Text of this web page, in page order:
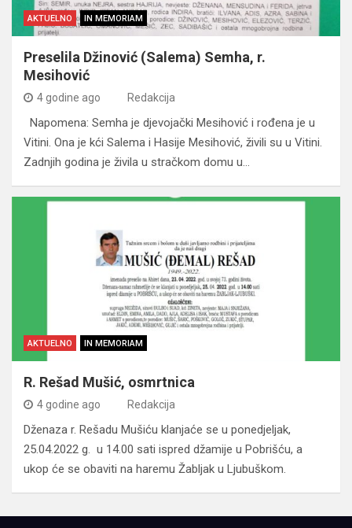
AKTUELNO IN MEMORIAM
Preselila Džinović (Salema) Semha, r.
Mesihović
4 godine ago Redakcija
Napomena: Semha je djevojački Mesihović i rođena je u
Vitini. Ona je kći Salema i Hasije Mesihović, živili su u Vitini.
Zadnjih godina je živila u stračkom domu u…
AKTUELNO IN MEMORIAM
R. Rešad Mušić, osmrtnica
4 godine ago Redakcija
Dženaza r. Rešadu Mušiću klanjaće se u ponedjeljak,
25.04.2022 g. u 14.00 sati ispred džamije u Pobrišću, a
ukop će se obaviti na haremu Žabljak u Ljubuškom.